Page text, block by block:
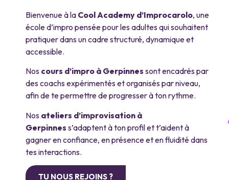
Bienvenue à la Cool Academy d’Improcarolo, une
école d’impro pensée pour les adultes qui souhaitent
pratiquer dans un cadre structuré, dynamique et
accessible.
Nos cours d’impro à Gerpinnes sont encadrés par
des coachs expérimentés et organisés par niveau,
afin de te permettre de progresser à ton rythme.
Nos ateliers d’improvisation à
Gerpinnes s’adaptent à ton profil et t’aident à
gagner en confiance, en présence et en fluidité dans
tes interactions.
TU NOUS REJOINS ?